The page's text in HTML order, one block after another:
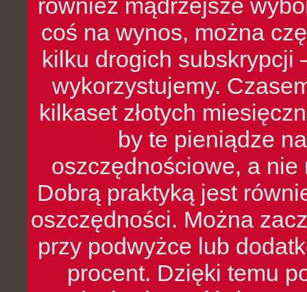
również mądrzejsze
coś na wynos, można
kilku drogich subskrypcji
wykorzystujemy.
kilkaset złotych
by te pieniądze
oszczędnościowe, a nie
Dobrą praktyką jest
oszczędności. Można
przy podwyżce lub
procent. Dzięki temu